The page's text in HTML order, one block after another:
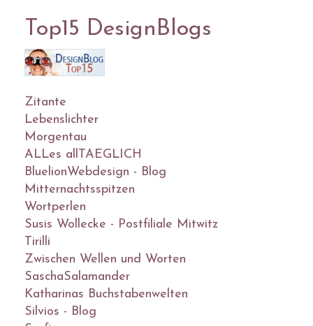
Top15 DesignBlogs
Zitante
Lebenslichter
Morgentau
ALLes allTAEGLICH
BluelionWebdesign - Blog
Mitternachtsspitzen
Wortperlen
Susis Wollecke - Postfiliale Mitwitz
Tirilli
Zwischen Wellen und Worten
SaschaSalamander
Katharinas Buchstabenwelten
Silvios - Blog